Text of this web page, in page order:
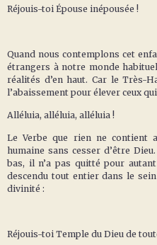
Réjouis-toi Épouse inépousée !
Quand nous contemplons cet
étrangers à notre monde
réalités d’en haut. Car le Très-
l’abaissement pour élever ceux
Alléluia, alléluia, alléluia !
Le Verbe que rien ne contient
humaine sans cesser d’être
bas, il n’a pas quitté pour
descendu tout entier dans le
divinité :
Réjouis-toi Temple du Dieu de